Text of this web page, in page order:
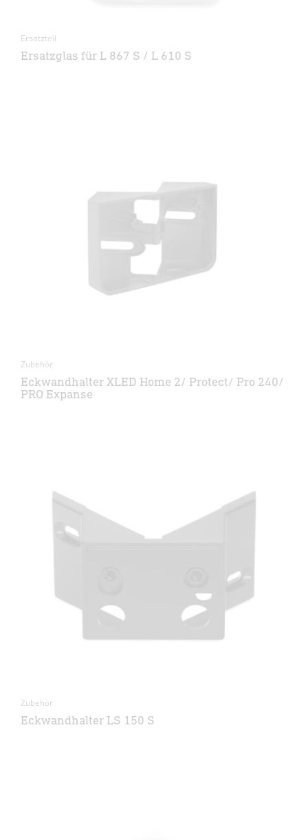
Ersatzteil
Ersatzglas für L 867 S / L 610 S
Zubehör
Eckwandhalter XLED Home 2/ Protect/ Pro 240/
PRO Expanse
Zubehör
Eckwandhalter LS 150 S